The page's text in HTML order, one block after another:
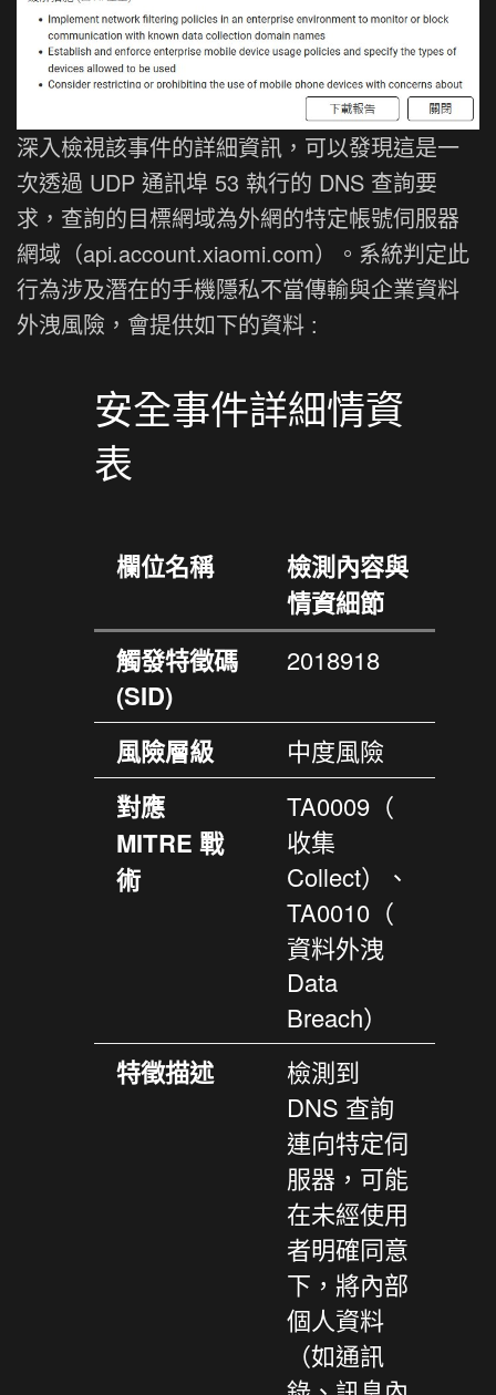
深入檢視該事件的詳細資訊，可以發現這是一
次透過 UDP 通訊埠 53 執行的 DNS 查詢要
求，查詢的目標網域為外網的特定帳號伺服器
網域（api.account.xiaomi.com）。系統判定此
行為涉及潛在的手機隱私不當傳輸與企業資料
外洩風險，會提供如下的資料 :
安全事件詳細情資
表
欄位名稱
檢測內容與
情資細節
觸發特徵碼
(SID)
2018918
風險層級 中度風險
對應
MITRE 戰
術
TA0009（
收集
Collect）、
TA0010（
資料外洩
Data
Breach）
特徵描述
檢測到
DNS 查詢
連向特定伺
服器，可能
在未經使用
者明確同意
下，將內部
個人資料
（如通訊